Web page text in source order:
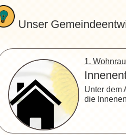
Unser
1.
Unter dem
die